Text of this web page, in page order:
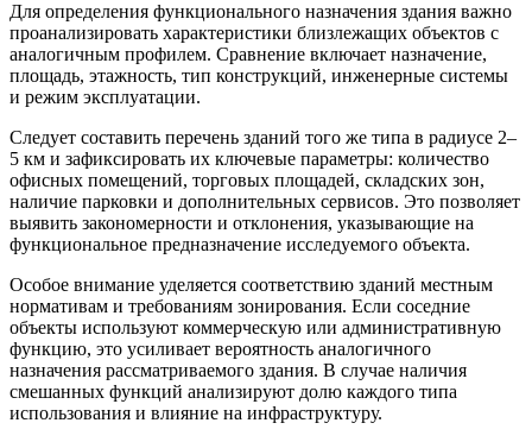
Для определения функционального назначения здания важно
проанализировать характеристики близлежащих объектов с
аналогичным профилем. Сравнение включает назначение,
площадь, этажность, тип конструкций, инженерные системы
и режим эксплуатации.
Следует составить перечень зданий того же типа в радиусе 2–
5 км и зафиксировать их ключевые параметры: количество
офисных помещений, торговых площадей, складских зон,
наличие парковки и дополнительных сервисов. Это позволяет
выявить закономерности и отклонения, указывающие на
функциональное предназначение исследуемого объекта.
Особое внимание уделяется соответствию зданий местным
нормативам и требованиям зонирования. Если соседние
объекты используют коммерческую или административную
функцию, это усиливает вероятность аналогичного
назначения рассматриваемого здания. В случае наличия
смешанных функций анализируют долю каждого типа
использования и влияние на инфраструктуру.